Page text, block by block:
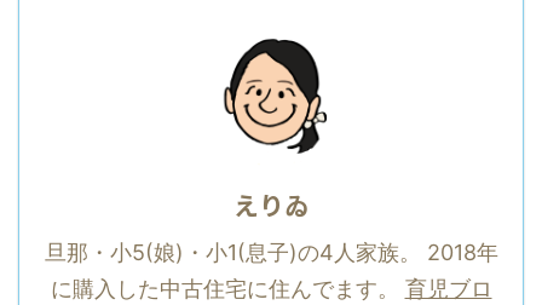
えりゐ
旦那・小5(娘)・小1(息子)の4人家族。 2018年
に購入した中古住宅に住んでます。 育児ブロ